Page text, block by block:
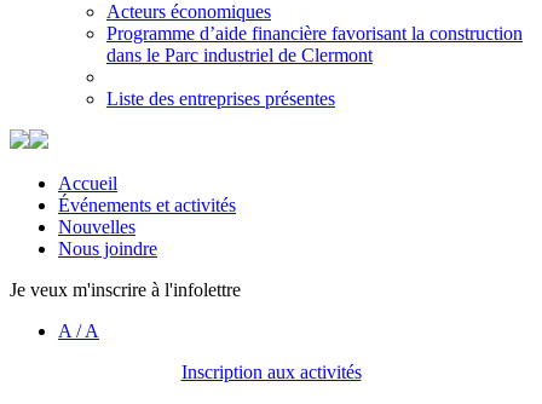
Acteurs économiques
Programme d’aide financière favorisant la construction
dans le Parc industriel de Clermont
Liste des entreprises présentes
Accueil
Événements et activités
Nouvelles
Nous joindre
Je veux m'inscrire à l'infolettre
A /A
Inscription aux activités